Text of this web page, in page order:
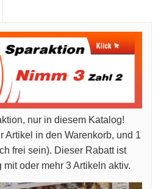
nur in diesem Katalog!
Artikel in den Warenkorb, und 1
frei sein). Dieser Rabatt ist
oder mehr 3 Artikeln aktiv.